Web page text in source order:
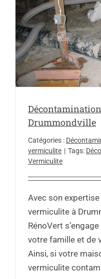
Drummondville
Catégories :
vermiculite | Tags:
Vermiculite
Avec son
vermiculite à
RénoVert
votre famille et de
Ainsi, si votre
vermiculite